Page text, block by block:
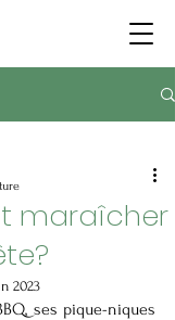
maraîcher
2023
ses pique-niques